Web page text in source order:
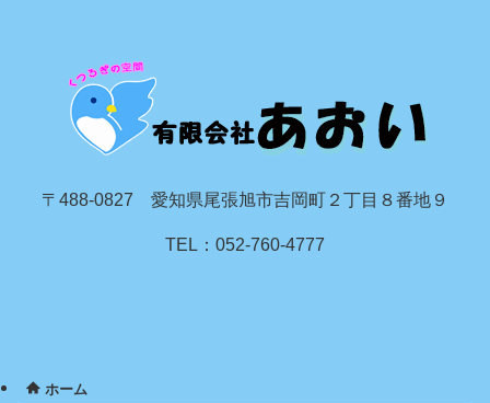
〒488-0827 愛知県尾張旭市吉岡町２丁目８番地９
TEL：052-760-4777
ホーム